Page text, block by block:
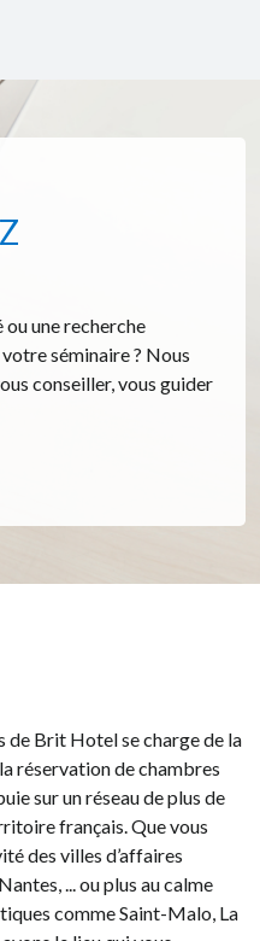
une recherche
séminaire ? Nous
conseiller, vous guider
de Brit Hotel se charge de la
réservation de chambres
sur un réseau de plus de
français. Que vous
des villes d’affaires
... ou plus au calme
comme Saint-Malo, La